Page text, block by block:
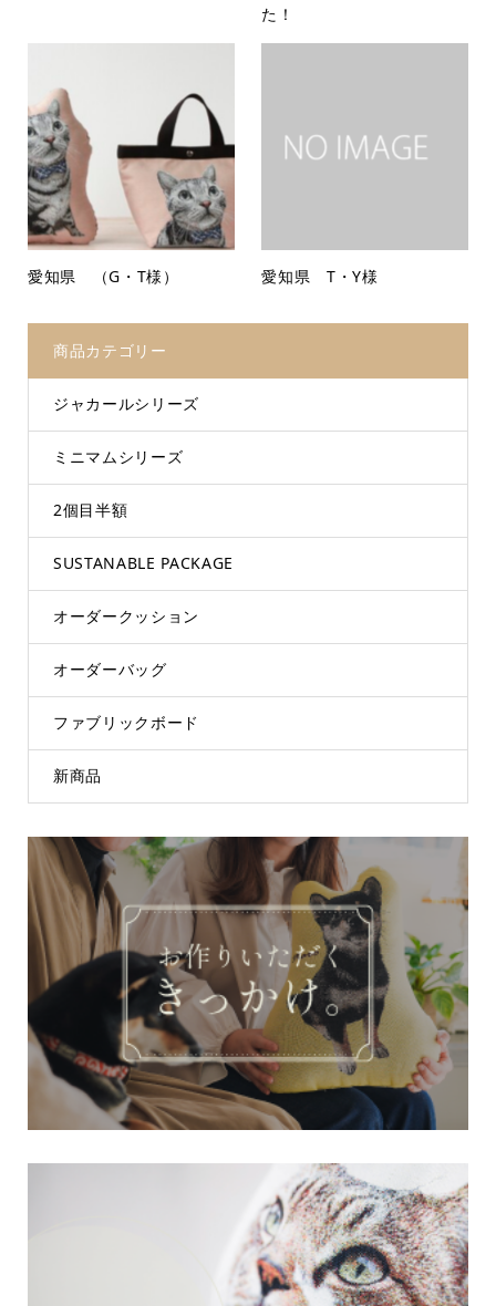
た！
愛知県 （G・T様） 愛知県 T・Y様
商品カテゴリー
ジャカールシリーズ
ミニマムシリーズ
2個目半額
SUSTANABLE PACKAGE
オーダークッション
オーダーバッグ
ファブリックボード
新商品